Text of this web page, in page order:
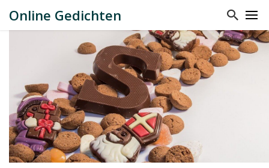
Online Gedichten